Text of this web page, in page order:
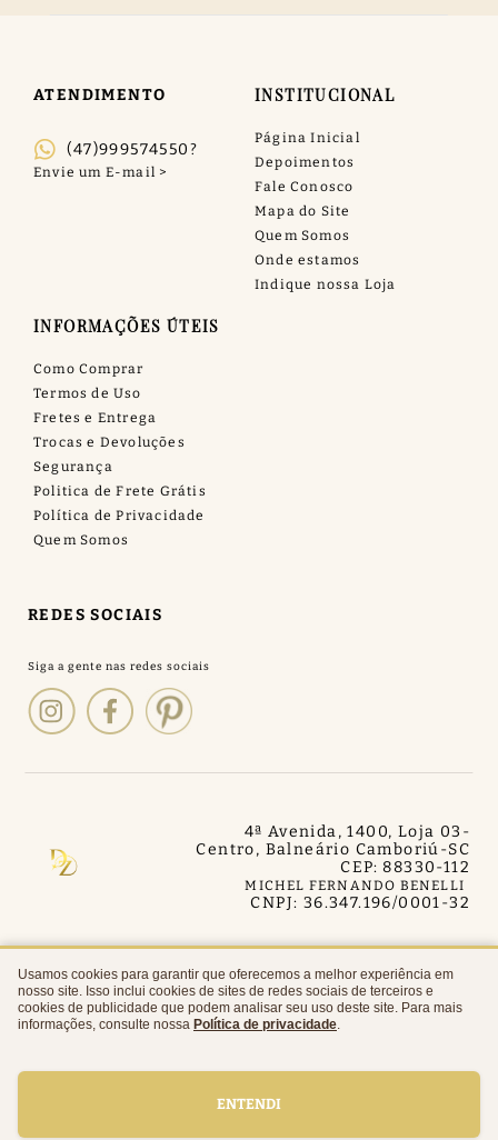
ATENDIMENTO
(47)999574550?
INSTITUCIONAL
Página Inicial
Depoimentos
Fale Conosco
Mapa do Site
Quem Somos
Onde estamos
Indique nossa Loja
INFORMAÇÕES ÚTEIS
Como Comprar
Termos de Uso
Fretes e Entrega
Trocas e Devoluções
Segurança
Politica de Frete Grátis
Política de Privacidade
Quem Somos
REDES SOCIAIS
MICHEL FERNANDO BENELLI
4ª Avenida, 1400, Loja 03 -
Centro, Balneário Camboriú-SC
CEP: 88330-112
CNPJ: 36.347.196/0001-32
CERTIFICADOS
Usamos cookies para garantir que oferecemos a melhor experiência em
nosso site. Isso inclui cookies de sites de redes sociais de terceiros e
cookies de publicidade que podem analisar seu uso deste site. Para mais
informações, consulte nossa Política de privacidade.
ENTENDI